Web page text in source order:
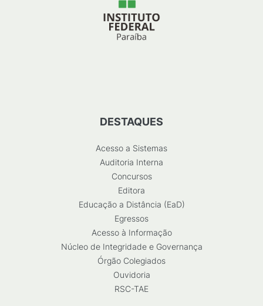
DESTAQUES
Acesso a Sistemas
Auditoria Interna
Concursos
Editora
Educação a Distância (EaD)
Egressos
Acesso à Informação
Núcleo de Integridade e Governança
Órgão Colegiados
Ouvidoria
RSC-TAE